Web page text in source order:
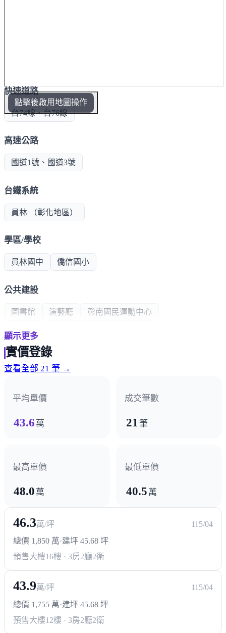
點擊後啟用地圖操作
快速道路
台74線、台76線
高速公路
國道1號、國道3號
台鐵系統
員林 （彰化地區）
學區/學校
員林國中 僑信國小
公共建設
圖書館 演藝廳 彰南國民運動中心
超商/賣場
全聯 特力屋
基督教醫院
政府機構
顯示更多
實價登錄
查看全部 21 筆 →
平均單價
43.6 萬
成交筆數
21 筆
最高單價
48.0 萬
最低單價
40.5 萬
46.3萬/坪
115/04
總價 1,850 萬·建坪 45.68 坪
預售大樓16樓 · 3房2廳2衛
43.9萬/坪
115/04
總價 1,755 萬·建坪 45.68 坪
預售大樓12樓 · 3房2廳2衛